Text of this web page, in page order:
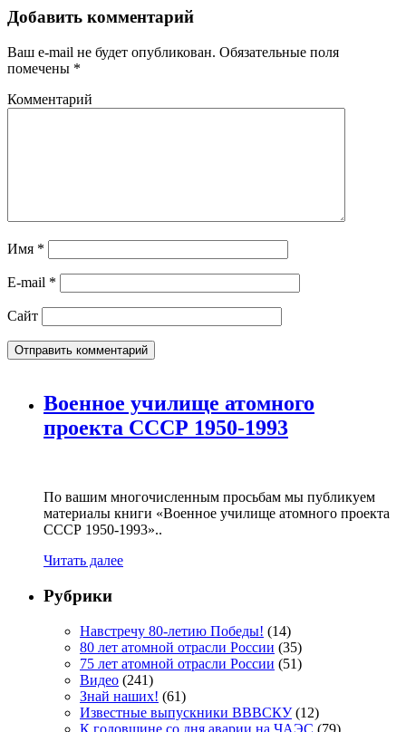
Добавить комментарий
Ваш e-mail не будет опубликован. Обязательные поля
помечены *
Комментарий
Имя *
E-mail *
Сайт
Военное училище атомного
проекта СССР 1950-1993
По вашим многочисленным просьбам мы публикуем
материалы книги «Военное училище атомного проекта
СССР 1950-1993»..
Читать далее
Рубрики
Навстречу 80-летию Победы! (14)
80 лет атомной отрасли России (35)
75 лет атомной отрасли России (51)
Видео (241)
Знай наших! (61)
Известные выпускники ВВВСКУ(12)
К годовщине со дня аварии на ЧАЭС (79)